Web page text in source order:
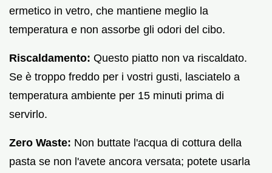
ermetico in vetro, che mantiene meglio la
temperatura e non assorbe gli odori del cibo.
Riscaldamento: Questo piatto non va riscaldato.
Se è troppo freddo per i vostri gusti, lasciatelo a
temperatura ambiente per 15 minuti prima di
servirlo.
Zero Waste: Non buttate l'acqua di cottura della
pasta se non l'avete ancora versata; potete usarla